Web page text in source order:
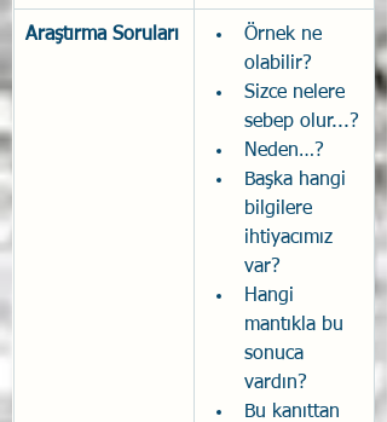
Araştırma Soruları
Örnek ne
olabilir?
Sizce nelere
sebep olur...?
Neden…?
Başka hangi
bilgilere
ihtiyacımız
var?
Hangi
mantıkla bu
sonuca
vardın?
Bu kanıttan